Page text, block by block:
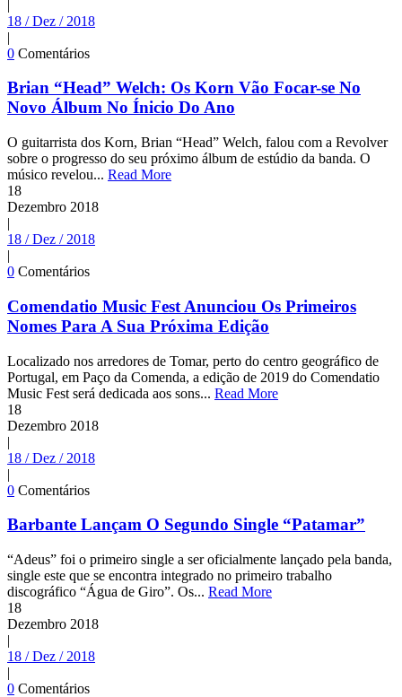
18 / Dez / 2018
|
0 Comentários
Brian “Head” Welch: Os Korn Vão Focar-se No
Novo Álbum No Ínicio Do Ano
O guitarrista dos Korn, Brian “Head” Welch, falou com a Revolver
sobre o progresso do seu próximo álbum de estúdio da banda. O
músico revelou... Read More
18
Dezembro 2018
|
18 / Dez / 2018
|
0 Comentários
Comendatio Music Fest Anunciou Os Primeiros
Nomes Para A Sua Próxima Edição
Localizado nos arredores de Tomar, perto do centro geográfico de
Portugal, em Paço da Comenda, a edição de 2019 do Comendatio
Music Fest será dedicada aos sons... Read More
18
Dezembro 2018
|
18 / Dez / 2018
|
0 Comentários
Barbante Lançam O Segundo Single “Patamar”
“Adeus” foi o primeiro single a ser oficialmente lançado pela banda,
single este que se encontra integrado no primeiro trabalho
discográfico “Água de Giro”. Os... Read More
18
Dezembro 2018
|
18 / Dez / 2018
|
0 Comentários